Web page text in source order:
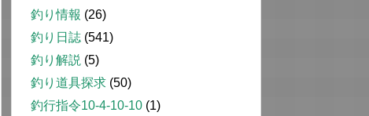
釣り情報 (26)
釣り日誌 (541)
釣り解説 (5)
釣り道具探求 (50)
釣行指令10-4-10-10 (1)